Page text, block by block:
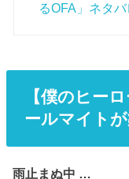
るOFA」ネタ
【僕のヒー
ールマイト
雨止まぬ中 …